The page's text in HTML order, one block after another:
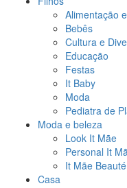
Alimentação
Bebês
Cultura e
Educação
Festas
It Baby
Moda
Pediatra de
Moda e beleza
Look It Mãe
Personal It
It Mãe Beauté
Casa